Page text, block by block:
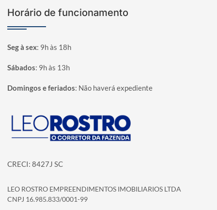
Horário de funcionamento
Seg à sex: 9h às 18h
Sábados: 9h às 13h
Domingos e feriados: Não haverá expediente
Página inicial
CRECI: 8427J SC
LEO ROSTRO EMPREENDIMENTOS IMOBILIARIOS LTDA
CNPJ 16.985.833/0001-99